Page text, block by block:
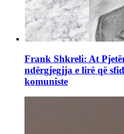
Frank Shkreli: At
ndërgjegjja e lirë që
komuniste